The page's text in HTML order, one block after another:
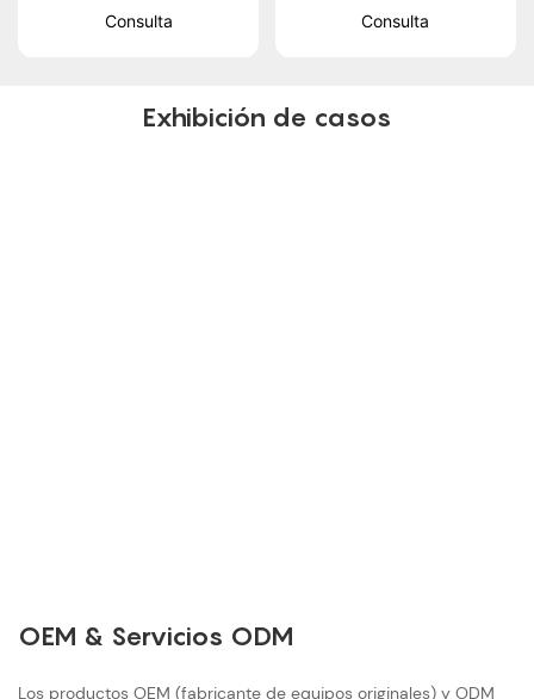
Consulta Consulta
Exhibición de casos
OEM & Servicios ODM
Los productos OEM (fabricante de equipos originales) y ODM